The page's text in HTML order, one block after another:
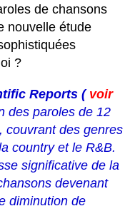
de chansons
nouvelle étude
?
Reports ( voir
des paroles de 12
couvrant des genres
country et le R&B.
significative de la
devenant
diminution de